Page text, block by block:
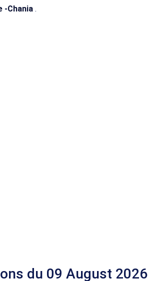
-Chania .
du 09 August 2026